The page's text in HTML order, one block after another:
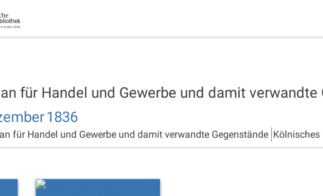
für Handel und Gewerbe und damit verwandte
1836
für Handel und Gewerbe und damit verwandte Gegenstände Kölnisches